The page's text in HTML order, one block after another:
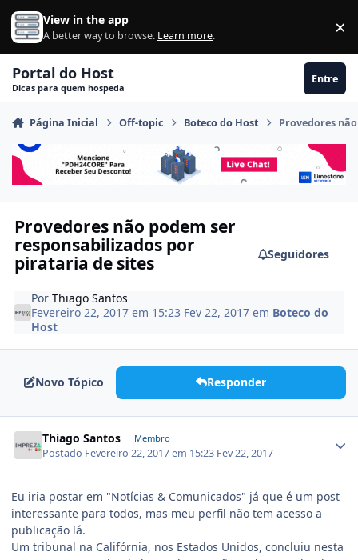
Ir para conteúdo
View in the app
A better way to browse. Learn more. ×
Portal do Host
Dicas para quem hospeda
Entre
Página Inicial Off-topic Boteco do Host Provedores
Provedores não podem ser
responsabilizados por
pirataria de sites
Seguidores
PorThiago Santos
Fevereiro 22, 2017 em 15:23 Fev 22, 2017 em Boteco do
Host
Novo Tópico Responder
Thiago Santos Membro
Postado Fevereiro 22, 2017 em 15:23 Fev 22, 2017
Eu iria postar em "Notícias & Comunicados" já que é um post
interessante para todos, mas meu perfil não tem acesso a
publicação lá.
Um tribunal na Califórnia, nos Estados Unidos, concluiu nesta